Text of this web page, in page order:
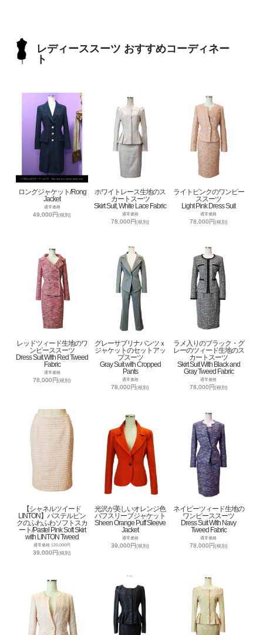
レディーススーツ おすすめコーディネー
ト
ロングジャケット/Rong
Jacket
通常価格
49,000円(税別)
ホワイトレース生地のス
カートスーツ
Skirt Suit, White Lace Fabric
通常価格
78,000円(税別)
ライトピンクのワンピー
ススーツ
Light Pink Dress Suit
通常価格
78,000円(税別)
レッドツィード生地のワ
ンピーススーツ
Dress Suit With Red Tweed
Fabric
通常価格
78,000円(税別)
グレーサブリナパンツｘ
ジャケットのセットアッ
プスーツ
Gray Suit with Cropped
Pants
通常価格
78,000円(税別)
ラメ入りのブラック・グ
レーのツィード生地のス
カートスーツ
Skirt Suit With Black and
Gray Tweed Fabric
通常価格
78,000円(税別)
【シャネルツイード
LINTON】パステルピン
クのふわふわソフトスカ
ート/Pastel Pink Soft Skirt
with LINTON Tweed
通常価格 120,000円
39,000円(税別)
光沢が美しいオレンジ色
パフスリーブジャケット
Sheen Orange Puff Sleeve
Jacket
通常価格
39,000円(税別)
ネイビーツィード生地の
ワンピーススーツ
Dress Suit With Navy
Tweed Fabric
通常価格
78,000円(税別)